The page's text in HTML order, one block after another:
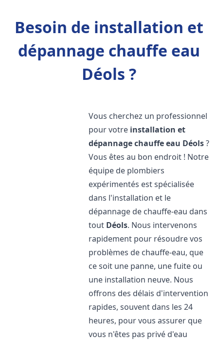
Besoin de installation et
dépannage chauffe eau
Déols ?
Vous cherchez un professionnel
pour votre installation et
dépannage chauffe eau Déols?
Vous êtes au bon endroit ! Notre
équipe de plombiers
expérimentés est spécialisée
dans l'installation et le
dépannage de chauffe-eau dans
tout Déols. Nous intervenons
rapidement pour résoudre vos
problèmes de chauffe-eau, que
ce soit une panne, une fuite ou
une installation neuve. Nous
offrons des délais d'intervention
rapides, souvent dans les 24
heures, pour vous assurer que
vous n'êtes pas privé d'eau